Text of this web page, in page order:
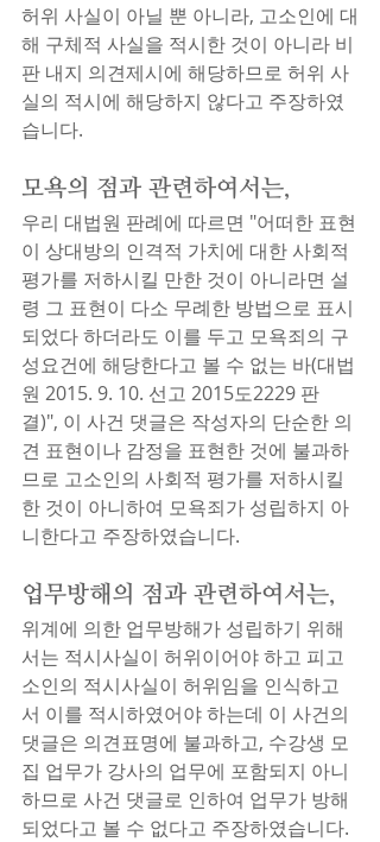
허위 사실이 아닐 뿐 아니라, 고소인에 대
해 구체적 사실을 적시한 것이 아니라 비
판 내지 의견제시에 해당하므로 허위 사
실의 적시에 해당하지 않다고 주장하였
습니다.
모욕의 점과 관련하여서는,
우리 대법원 판례에 따르면 "어떠한 표현
이 상대방의 인격적 가치에 대한 사회적
평가를 저하시킬 만한 것이 아니라면 설
령 그 표현이 다소 무례한 방법으로 표시
되었다 하더라도 이를 두고 모욕죄의 구
성요건에 해당한다고 볼 수 없는 바(대법
원 2015. 9. 10. 선고 2015도2229 판
결)", 이 사건 댓글은 작성자의 단순한 의
견 표현이나 감정을 표현한 것에 불과하
므로 고소인의 사회적 평가를 저하시킬
한 것이 아니하여 모욕죄가 성립하지 아
니한다고 주장하였습니다.
업무방해의 점과 관련하여서는,
위계에 의한 업무방해가 성립하기 위해
서는 적시사실이 허위이어야 하고 피고
소인의 적시사실이 허위임을 인식하고
서 이를 적시하였어야 하는데 이 사건의
댓글은 의견표명에 불과하고, 수강생 모
집 업무가 강사의 업무에 포함되지 아니
하므로 사건 댓글로 인하여 업무가 방해
되었다고 볼 수 없다고 주장하였습니다.